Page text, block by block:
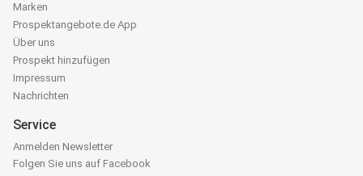
Marken
Prospektangebote.de App
Über uns
Prospekt hinzufügen
Impressum
Nachrichten
Service
Anmelden Newsletter
Folgen Sie uns auf Facebook